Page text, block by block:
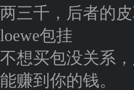
两三千，后者的
loewe包挂
不想买包没关系
能赚到你的钱。